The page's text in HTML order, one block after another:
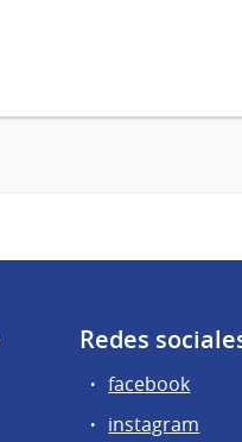
Redes
facebook
instagram